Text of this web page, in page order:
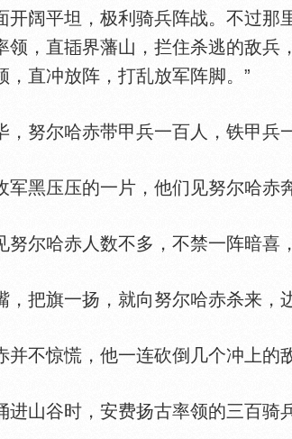
开阔平坦，极利骑兵阵战。不过那
领，直
界藩山，拦住杀逃的敌兵
，直冲放阵，打乱放军阵脚。”
尔哈赤带甲兵一百人，铁甲兵一
压压的一片，他们见努尔哈赤奔
哈赤人数不多，不禁一阵暗喜
旗一扬，就向努尔哈赤杀来，边
惊慌，他一连砍倒几个冲上的敌
谷时，安费扬古率领的三百骑兵